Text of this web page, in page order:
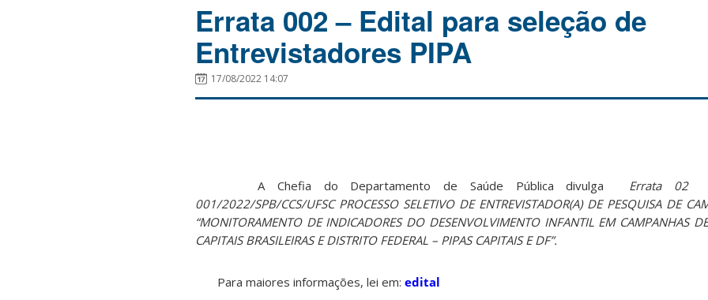
Errata 002 – Edital para seleção de
Entrevistadores PIPA
17/08/2022 14:07
A Chefia do Departamento de Saúde Pública divulga Errata 02
001/2022/SPB/CCS/UFSC PROCESSO SELETIVO DE ENTREVISTADOR(A) DE PESQUISA DE
“MONITORAMENTO DE INDICADORES DO DESENVOLVIMENTO INFANTIL EM CAMPANHAS
CAPITAIS BRASILEIRAS E DISTRITO FEDERAL – PIPAS CAPITAIS E DF”.
Para maiores informações, lei em: edital